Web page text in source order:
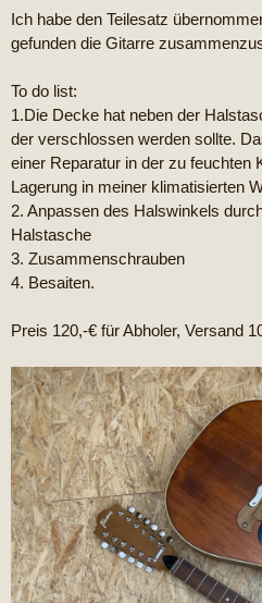
Ich habe den Teilesatz
gefunden die Gitarre
To do list:
1.Die Decke hat neben der
der verschlossen werden sollte.
einer Reparatur in der zu feuchten
Lagerung in meiner klimatisierten
2. Anpassen des Halswinkels
Halstasche
3. Zusammenschrauben
4. Besaiten.
Preis 120,-€ für Abholer, Versand